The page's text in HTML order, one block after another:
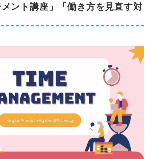
メント講座」「働き方を見直す対